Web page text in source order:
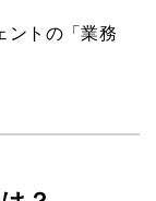
ントの「業務